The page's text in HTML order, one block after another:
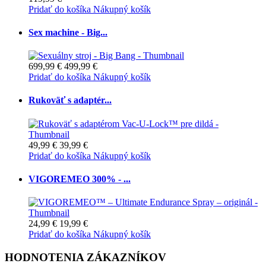
Pridať do košíka Nákupný košík
Sex machine - Big...
699,99 € 499,99 €
Pridať do košíka Nákupný košík
Rukoväť s adaptér...
49,99 € 39,99 €
Pridať do košíka Nákupný košík
VIGOREMEO 300% - ...
24,99 € 19,99 €
Pridať do košíka Nákupný košík
HODNOTENIA ZÁKAZNÍKOV